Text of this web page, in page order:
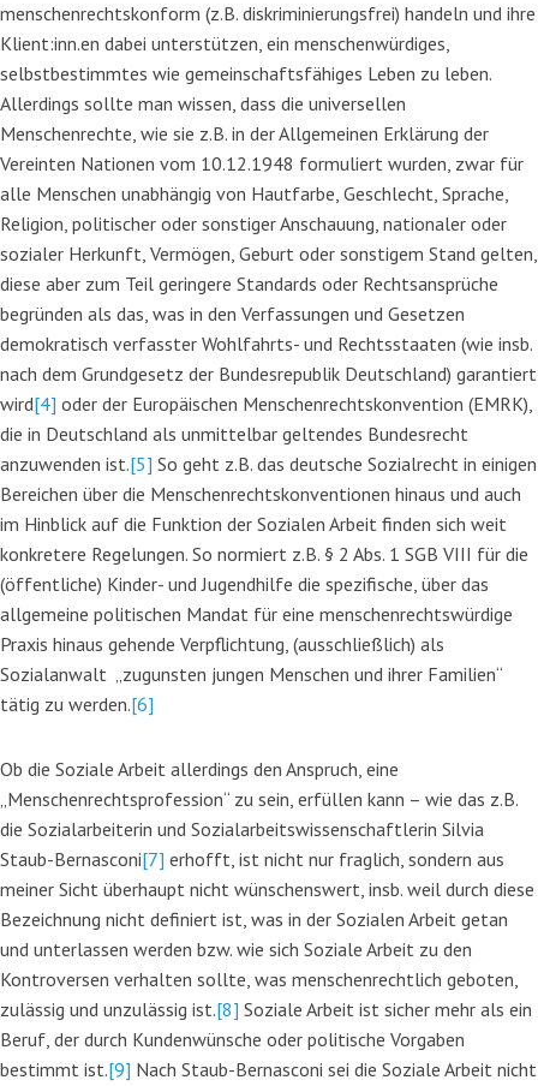
menschenrechtskonform (z.B. diskriminierungsfrei) handeln und ihre
Klient:inn.en dabei unterstützen, ein menschenwürdiges,
selbstbestimmtes wie gemeinschaftsfähiges Leben zu leben.
Allerdings sollte man wissen, dass die universellen
Menschenrechte, wie sie z.B. in der Allgemeinen Erklärung der
Vereinten Nationen vom 10.12.1948 formuliert wurden, zwar für
alle Menschen unabhängig von Hautfarbe, Geschlecht, Sprache,
Religion, politischer oder sonstiger Anschauung, nationaler oder
sozialer Herkunft, Vermögen, Geburt oder sonstigem Stand gelten,
diese aber zum Teil geringere Standards oder Rechtsansprüche
begründen als das, was in den Verfassungen und Gesetzen
demokratisch verfasster Wohlfahrts- und Rechtsstaaten (wie insb.
nach dem Grundgesetz der Bundesrepublik Deutschland) garantiert
wird[4] oder der Europäischen Menschenrechtskonvention (EMRK),
die in Deutschland als unmittelbar geltendes Bundesrecht
anzuwenden ist.[5] So geht z.B. das deutsche Sozialrecht in einigen
Bereichen über die Menschenrechtskonventionen hinaus und auch
im Hinblick auf die Funktion der Sozialen Arbeit finden sich weit
konkretere Regelungen. So normiert z.B. § 2 Abs. 1 SGB VIII für die
(öffentliche) Kinder- und Jugendhilfe die spezifische, über das
allgemeine politischen Mandat für eine menschenrechtswürdige
Praxis hinaus gehende Verpflichtung, (ausschließlich) als
Sozialanwalt „zugunsten jungen Menschen und ihrer Familien“
tätig zu werden.[6]
Ob die Soziale Arbeit allerdings den Anspruch, eine
„Menschenrechtsprofession“ zu sein, erfüllen kann – wie das z.B.
die Sozialarbeiterin und Sozialarbeitswissenschaftlerin Silvia
Staub-Bernasconi[7] erhofft, ist nicht nur fraglich, sondern aus
meiner Sicht überhaupt nicht wünschenswert, insb. weil durch diese
Bezeichnung nicht definiert ist, was in der Sozialen Arbeit getan
und unterlassen werden bzw. wie sich Soziale Arbeit zu den
Kontroversen verhalten sollte, was menschenrechtlich geboten,
zulässig und unzulässig ist.[8] Soziale Arbeit ist sicher mehr als ein
Beruf, der durch Kundenwünsche oder politische Vorgaben
bestimmt ist.[9] Nach Staub-Bernasconi sei die Soziale Arbeit nicht